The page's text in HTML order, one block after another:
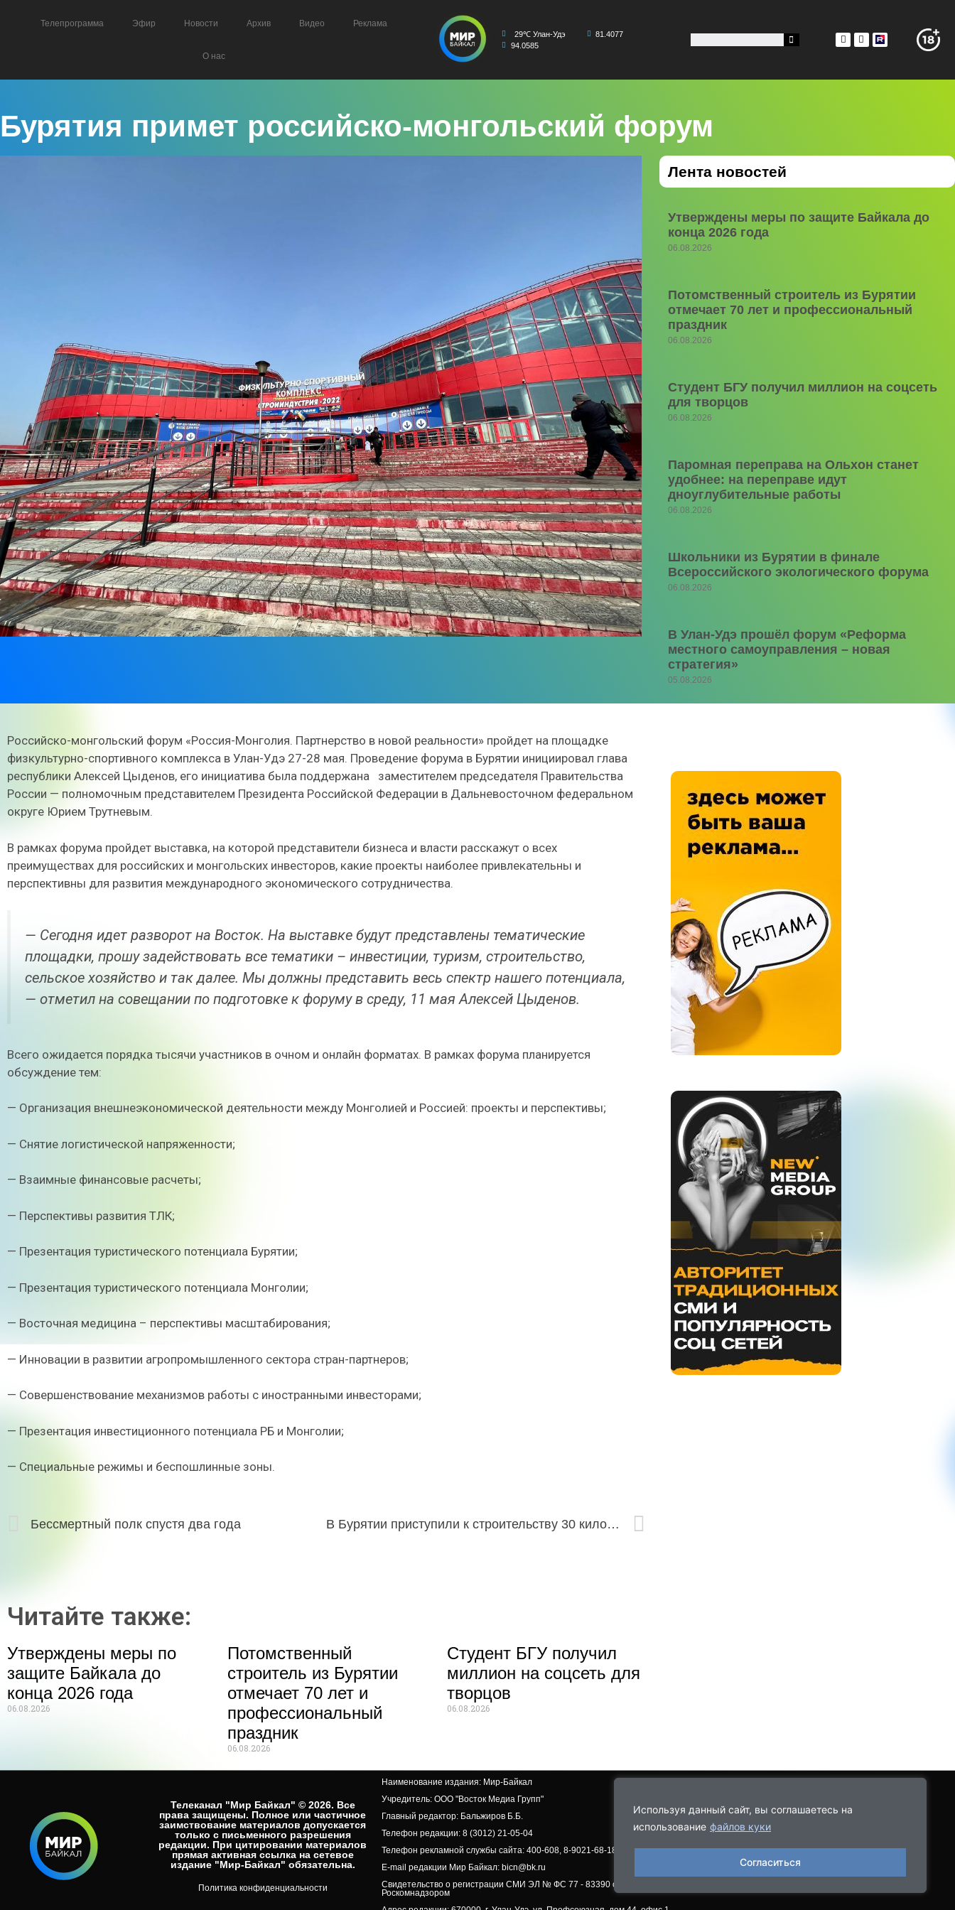
Используя данный сайт, вы соглашаетесь на
использование файлов куки
Согласиться
Телепрограмма Эфир Новости Архив Видео Реклама
О нас
29℃ Улан-Удэ
81.4077
94.0585
Бурятия примет российско-монгольский форум
Лента новостей
Утверждены меры по защите Байкала до
конца 2026 года
06.08.2026
Потомственный строитель из Бурятии
отмечает 70 лет и профессиональный
праздник
06.08.2026
Студент БГУ получил миллион на соцсеть
для творцов
06.08.2026
Паромная переправа на Ольхон станет
удобнее: на переправе идут
дноуглубительные работы
06.08.2026
Школьники из Бурятии в финале
Всероссийского экологического форума
06.08.2026
В Улан-Удэ прошёл форум «Реформа
местного самоуправления – новая
стратегия»
05.08.2026
Российско-монгольский форум «Россия-Монголия. Партнерство в новой реальности» пройдет на площадке
физкультурно-спортивного комплекса в Улан-Удэ 27-28 мая. Проведение форума в Бурятии инициировал глава
республики Алексей Цыденов, его инициатива была поддержана заместителем председателя Правительства
России — полномочным представителем Президента Российской Федерации в Дальневосточном федеральном
округе Юрием Трутневым.
В рамках форума пройдет выставка, на которой представители бизнеса и власти расскажут о всех
преимуществах для российских и монгольских инвесторов, какие проекты наиболее привлекательны и
перспективны для развития международного экономического сотрудничества.
— Сегодня идет разворот на Восток. На выставке будут представлены тематические
площадки, прошу задействовать все тематики – инвестиции, туризм, строительство,
сельское хозяйство и так далее. Мы должны представить весь спектр нашего потенциала,
— отметил на совещании по подготовке к форуму в среду, 11 мая Алексей Цыденов.
Всего ожидается порядка тысячи участников в очном и онлайн форматах. В рамках форума планируется
обсуждение тем:
— Организация внешнеэкономической деятельности между Монголией и Россией: проекты и перспективы;
— Снятие логистической напряженности;
— Взаимные финансовые расчеты;
— Перспективы развития ТЛК;
— Презентация туристического потенциала Бурятии;
— Презентация туристического потенциала Монголии;
— Восточная медицина – перспективы масштабирования;
— Инновации в развитии агропромышленного сектора стран-партнеров;
— Совершенствование механизмов работы с иностранными инвесторами;
— Презентация инвестиционного потенциала РБ и Монголии;
— Специальные режимы и беспошлинные зоны.
Бессмертный полк спустя два года В Бурятии приступили к строительству 30 километров дорог в Еравнинском районе
Читайте также:
Утверждены меры по
защите Байкала до
конца 2026 года
06.08.2026
Потомственный
строитель из Бурятии
отмечает 70 лет и
профессиональный
праздник
06.08.2026
Студент БГУ получил
миллион на соцсеть для
творцов
06.08.2026
Телеканал "Мир Байкал" © 2026. Все
права защищены. Полное или частичное
заимствование материалов допускается
только с письменного разрешения
редакции. При цитировании материалов
прямая активная ссылка на сетевое
издание "Мир-Байкал" обязательна.​
Политика конфиденциальности
Наименование издания: Мир-Байкал
Учредитель: ООО "Восток Медиа Групп"
Главный редактор: Бальжиров Б.Б.
Телефон редакции: 8 (3012) 21-05-04
Телефон рекламной службы сайта: 400-608, 8-9021-68-18-50, 8-9021-68-08-43
E-mail редакции Мир Байкал: bicn@bk.ru
Свидетельство о регистрации СМИ ЭЛ № ФС 77 - 83390 от 07.06.2022, выдано
Роскомнадзором